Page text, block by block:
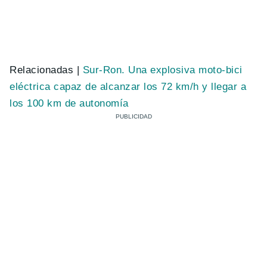
Relacionadas | Sur-Ron. Una explosiva moto-bici
eléctrica capaz de alcanzar los 72 km/h y llegar a
los 100 km de autonomía